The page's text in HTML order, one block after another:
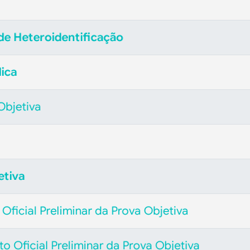
Heteroidentificação
Preliminar da Prova Objetiva
Oficial Preliminar da Prova Objetiva